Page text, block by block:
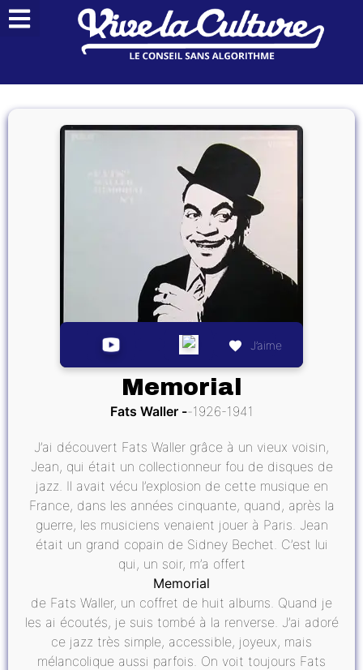
J’aime
Memorial
Fats Waller 1926-1941
J’ai découvert Fats Waller grâce à un vieux voisin,
Jean, qui était un collectionneur fou de disques de
jazz. Il avait vécu l’explosion de cette musique en
France, dans les années cinquante, quand, après la
guerre, les musiciens venaient jouer à Paris. Jean
était un grand copain de Sidney Bechet. C’est lui
qui, un soir, m’a offert
Memorial
de Fats Waller, un coffret de huit albums. Quand je
les ai écoutés, je suis tombé à la renverse. J’ai adoré
ce jazz très simple, accessible, joyeux, mais
mélancolique aussi parfois. On voit toujours Fats